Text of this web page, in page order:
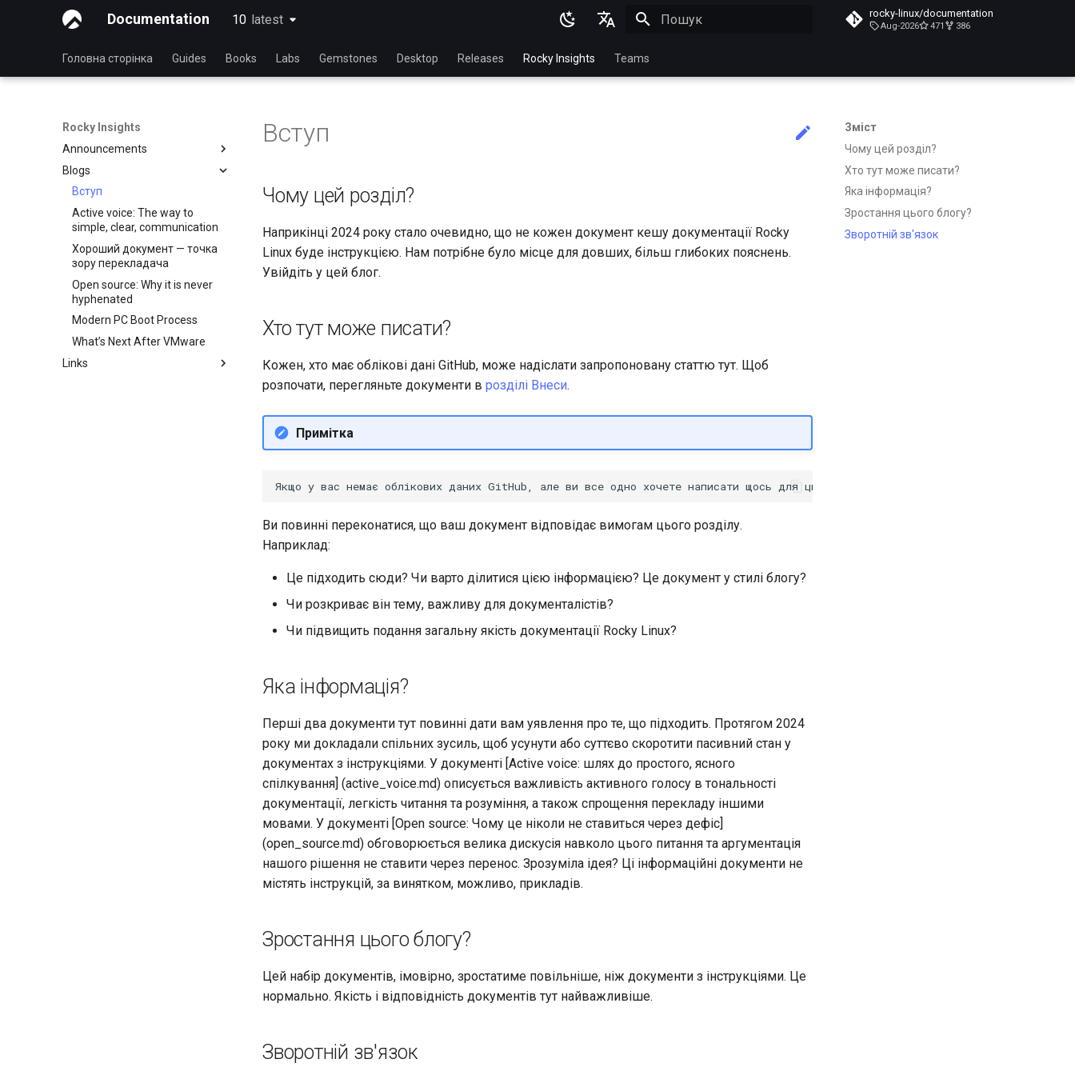
Documentation 10 latest
latest
English
日本語
한국어
rocky-linux/documentation
Aug-2026 471 386
Головна сторінка Guides Books Labs Gemstones Desktop Releases Rocky Insights Teams
Rocky Insights
Announcements
Introduction
RSOD
Rocky Summer of Docs
2024
Rocky Linux Summer of
Docs 2024
Blogs
Вступ
Active voice: The way to
simple, clear, communication
Хороший документ — точка
зору перекладача
Open source: Why it is never
hyphenated
Modern PC Boot Process
What’s Next After VMware
Links
Зміст
Чому цей розділ?
Хто тут може писати?
Яка інформація?
Зростання цього блогу?
Зворотній зв'язок
Вступ
Чому цей розділ?
Наприкінці 2024 року стало очевидно, що не кожен документ кешу документації Rocky
Linux буде інструкцією. Нам потрібне було місце для довших, більш глибоких пояснень.
Увійдіть у цей блог.
Хто тут може писати?
Кожен, хто має облікові дані GitHub, може надіслати запропоновану статтю тут. Щоб
розпочати, перегляньте документи в розділі Внеси.
Примітка
Ви повинні переконатися, що ваш документ відповідає вимогам цього розділу.
Наприклад:
Це підходить сюди? Чи варто ділитися цією інформацією? Це документ у стилі блогу?
Чи розкриває він тему, важливу для документалістів?
Чи підвищить подання загальну якість документації Rocky Linux?
Яка інформація?
Перші два документи тут повинні дати вам уявлення про те, що підходить. Протягом 2024
року ми докладали спільних зусиль, щоб усунути або суттєво скоротити пасивний стан у
документах з інструкціями. У документі [Active voice: шлях до простого, ясного
спілкування] (active_voice.md) описується важливість активного голосу в тональності
документації, легкість читання та розуміння, а також спрощення перекладу іншими
мовами. У документі [Open source: Чому це ніколи не ставиться через дефіс]
(open_source.md) обговорюється велика дискусія навколо цього питання та аргументація
нашого рішення не ставити через перенос. Зрозуміла ідея? Ці інформаційні документи не
містять інструкцій, за винятком, можливо, прикладів.
Зростання цього блогу?
Цей набір документів, імовірно, зростатиме повільніше, ніж документи з інструкціями. Це
нормально. Якість і відповідність документів тут найважливіше.
Зворотній зв'язок